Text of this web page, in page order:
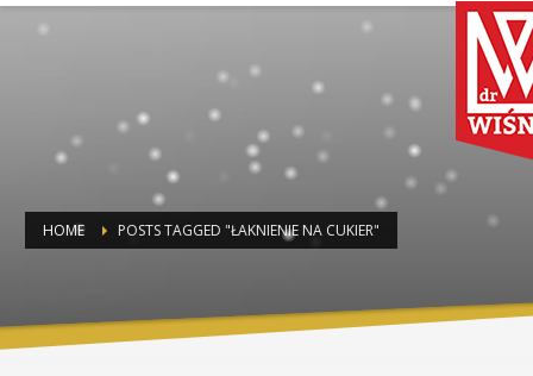
HOME POSTS TAGGED "ŁAKNIENIE NA CUKIER"